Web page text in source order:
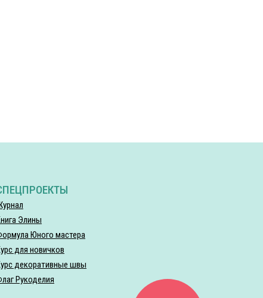
Элины
Юного мастера
для новичков
декоративные швы
Рукоделия